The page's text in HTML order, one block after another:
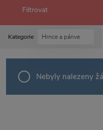
Filtrovat
Kategorie Hrnce a pánve
Nebyly nalezeny